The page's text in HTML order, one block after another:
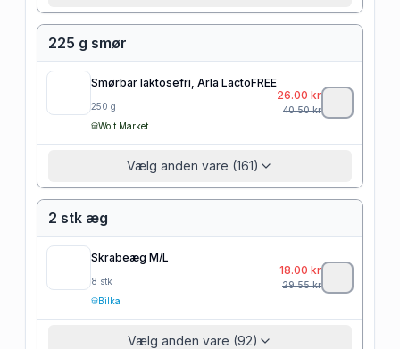
225 g smør
Smørbar laktosefri, Arla LactoFREE
250 g
Wolt Market
26.00 kr
40.50kr
Vælg anden vare (161)
2 stk æg
Skrabeæg M/L
8 stk
Bilka
18.00 kr
29.55kr
Vælg anden vare (92)